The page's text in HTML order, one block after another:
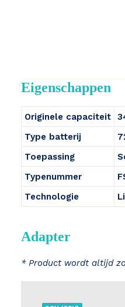
Eigenschappen
Originele capaciteit
Type batterij
Toepassing
Typenummer
Technologie
Adapter
* Product wordt altijd